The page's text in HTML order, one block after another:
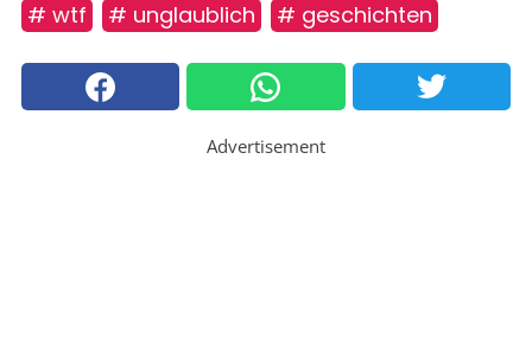
# wtf # unglaublich # geschichten
Advertisement